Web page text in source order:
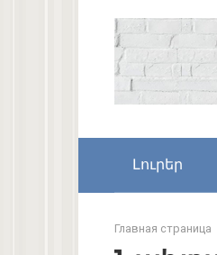
Լուրեր
Главная страница